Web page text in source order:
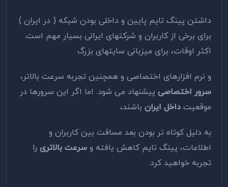
داشتن پینگ تایم پایین و داخلی بودن شبکه ( در ایران )
برای برخی از کاربران و شرکت­های ایرانی بسیار مهم است.
اکثر اوقات، برای میزبانی سایت­های بزرگ
و نرم افزارهای اختصاصی و همچنین تجربه سرعت بالاتر،
سرور اختصاصی پیشنهاد می شود. اما اگر این سرورها در
موقعیت داخل ایران باشند،
به دلیل کوتاه تر بودن بعد مسافت بین کاربران و
اطلاعات، پینگ تایم کاهش یافته و سرعت بالاتری را
تجربه خواهید کرد.